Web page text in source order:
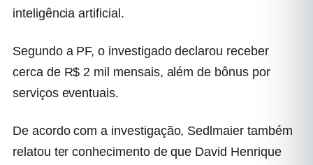
inteligência artificial.
Segundo a PF, o investigado declarou receber
cerca de R$ 2 mil mensais, além de bônus por
serviços eventuais.
De acordo com a investigação, Sedlmaier também
relatou ter conhecimento de que David Henrique